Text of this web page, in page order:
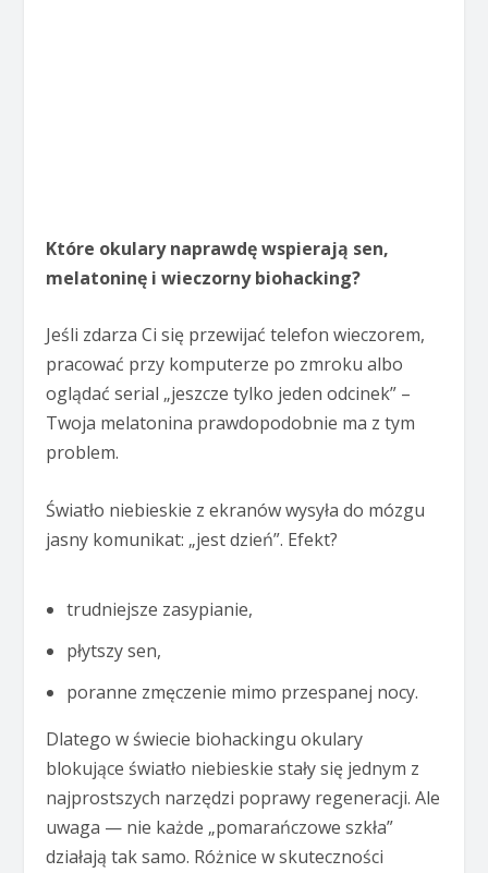
Które okulary naprawdę wspierają sen,
melatoninę i wieczorny biohacking?
Jeśli zdarza Ci się przewijać telefon wieczorem,
pracować przy komputerze po zmroku albo
oglądać serial „jeszcze tylko jeden odcinek” –
Twoja melatonina prawdopodobnie ma z tym
problem.
Światło niebieskie z ekranów wysyła do mózgu
jasny komunikat: „jest dzień”. Efekt?
trudniejsze zasypianie,
płytszy sen,
poranne zmęczenie mimo przespanej nocy.
Dlatego w świecie biohackingu okulary
blokujące światło niebieskie stały się jednym z
najprostszych narzędzi poprawy regeneracji. Ale
uwaga — nie każde „pomarańczowe szkła”
działają tak samo. Różnice w skuteczności